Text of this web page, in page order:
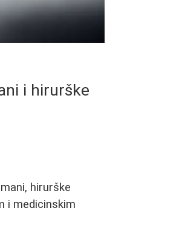
i hirurške
hirurške
i medicinskim